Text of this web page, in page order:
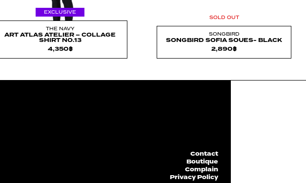
EXCLUSIVE
THE NAVY
ART ATLAS ATELIER – COLLAGE
SHIRT NO.13
4,350฿
SOLD OUT
SONGBIRD
SONGBIRD SOFIA SOUES- BLACK
2,890฿
Contact
Boutique
Complain
Privacy Policy